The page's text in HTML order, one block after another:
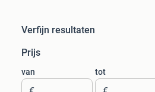
Verfijn resultaten
Prijs
van tot